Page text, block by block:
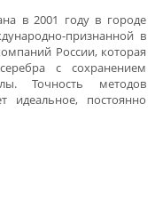
в 2001 году в городе
признанной в
России, которая
с сохранением
Точность методов
идеальное, постоянно